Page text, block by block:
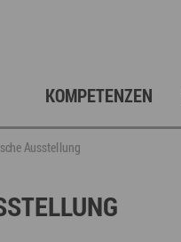
KOMPETENZEN
Förderung &
& Studienorientierung
für Schüler
Ausstellung